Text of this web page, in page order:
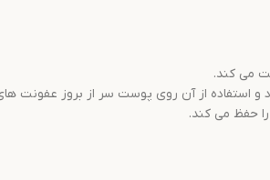
می کند.
از آن روی پوست سر از بروز عفونت های
حفظ می کند.